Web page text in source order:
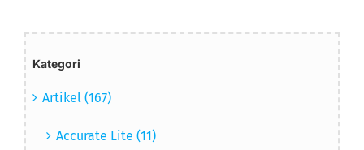
Kategori
Artikel (167)
Accurate Lite (11)